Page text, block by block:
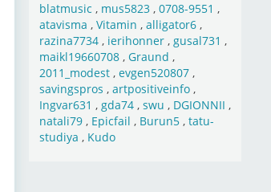
blatmusic , mus5823, 0708-9551 ,
atavisma , Vitamin , alligator6,
razina7734, ierihonner, gusal731 ,
maikl19660708, Graund ,
2011_modest, evgen520807,
savingspros , artpositiveinfo,
Ingvar631 , gda74, swu , DGIONNII ,
natali79, Epicfail , Burun5, tatu-
studiya , Kudo